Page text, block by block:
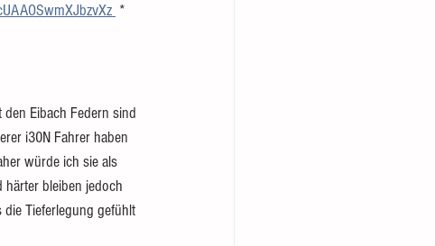
*
Eibach Federn sind
i30N Fahrer haben
würde ich sie als
bleiben jedoch
Tieferlegung gefühlt